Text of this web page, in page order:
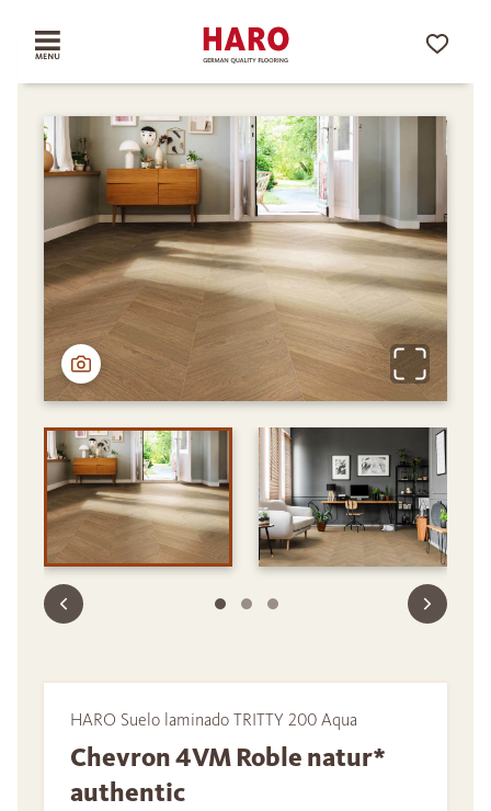
HARO Suelo laminado TRITTY 200 Aqua
Chevron 4VM Roble natur*
authentic